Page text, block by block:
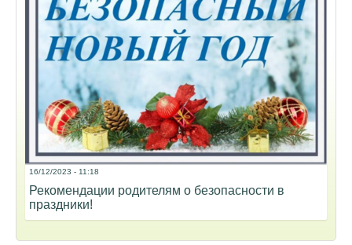
16/12/2023 - 11:18
Рекомендации родителям о безопасности в
праздники!